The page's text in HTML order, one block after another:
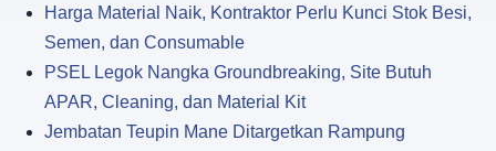
Harga Material Naik, Kontraktor Perlu Kunci Stok Besi,
Semen, dan Consumable
PSEL Legok Nangka Groundbreaking, Site Butuh
APAR, Cleaning, dan Material Kit
Jembatan Teupin Mane Ditargetkan Rampung